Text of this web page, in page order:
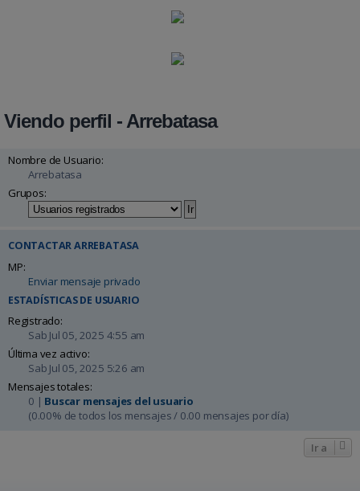
Viendo perfil - Arrebatasa
Nombre de Usuario:
Arrebatasa
Grupos:
CONTACTAR ARREBATASA
MP:
Enviar mensaje privado
ESTADÍSTICAS DE USUARIO
Registrado:
Sab Jul 05, 2025 4:55 am
Última vez activo:
Sab Jul 05, 2025 5:26 am
Mensajes totales:
0 | Buscar mensajes del usuario
(0.00% de todos los mensajes / 0.00 mensajes por día)
Ir a